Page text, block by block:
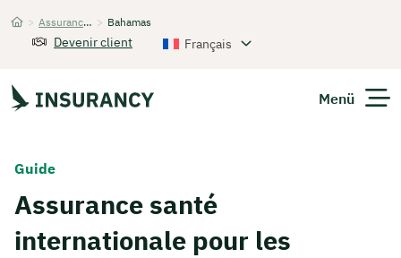
Startseite
> Assurance santé internationale > Bahamas
Devenir client Français
Menü
Guide
Assurance santé
internationale pour les